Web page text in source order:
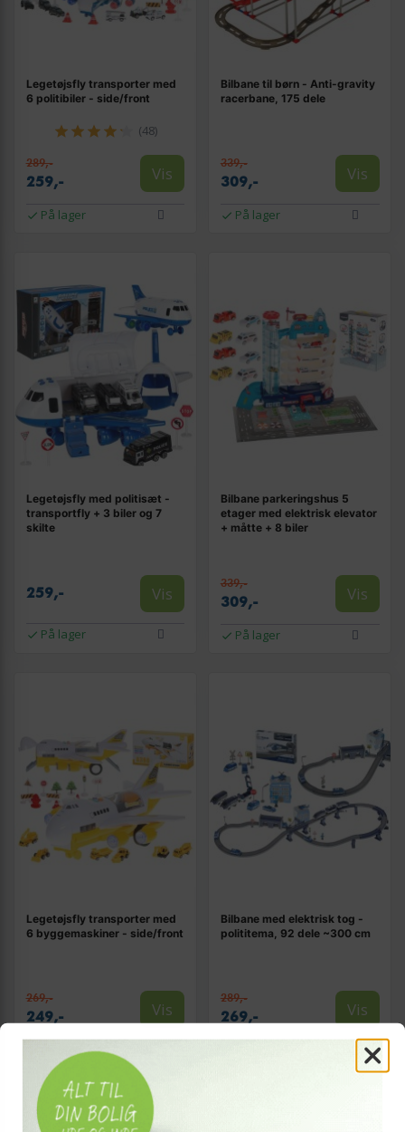
Legetøjsfly transporter med
6 politibiler - side/front
(48)
289,-
259,- Vis
På lager
Bilbane til børn - Anti-gravity
racerbane, 175 dele
339,-
309,- Vis
På lager
Legetøjsfly med politisæt -
transportfly + 3 biler og 7
skilte
259,- Vis
På lager
Bilbane parkeringshus 5
etager med elektrisk elevator
+ måtte + 8 biler
339,-
309,- Vis
På lager
Legetøjsfly transporter med
6 byggemaskiner - side/front
269,-
249,- Vis
På lager
Bilbane med elektrisk tog -
polititema, 92 dele ~300 cm
289,-
269,- Vis
OUTLET TILBUD